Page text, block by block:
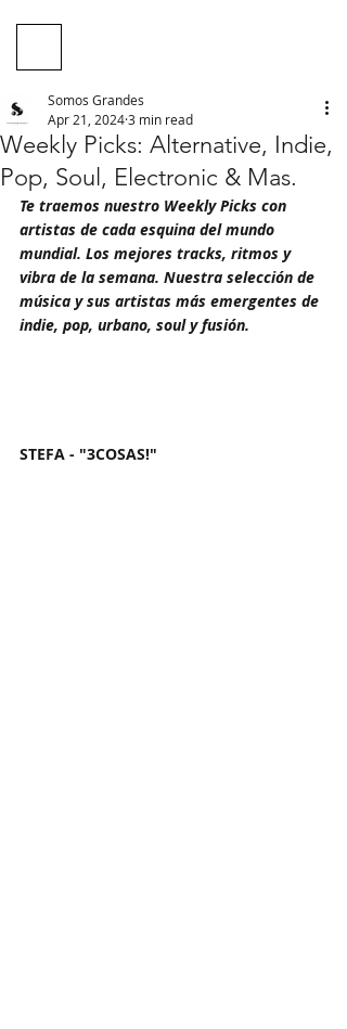
Weekly Picks: Alternative, Indie,
Pop, Soul, Electronic & Mas.
Somos Grandes
Apr 21, 20243 min read
Te traemos nuestro Weekly Picks con
artistas de cada esquina del mundo
mundial. Los mejores tracks, ritmos y
vibra de la semana. Nuestra selección de
música y sus artistas más emergentes de
indie, pop, urbano, soul y fusión.
STEFA - "3COSAS!"